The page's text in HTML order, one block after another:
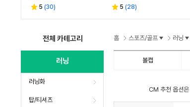
별 5 리
(30)
별 5 리
(28)
전체 카테고리
러닝
러닝화
탑/티셔츠
홈 스포츠/골프 러닝
볼캡
CM 추천 옵션은